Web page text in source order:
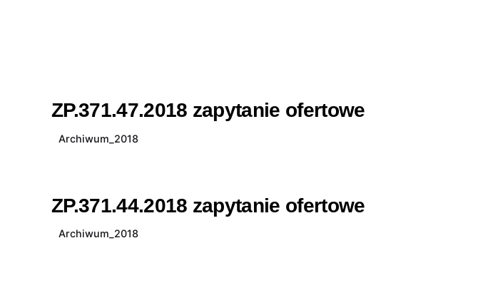
ZP.371.47.2018 zapytanie ofertowe
Archiwum_2018
ZP.371.44.2018 zapytanie ofertowe
Archiwum_2018